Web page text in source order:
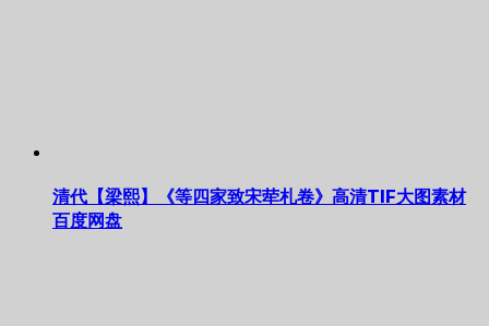
清代【梁熙】《等四家致宋荦札卷》高清TIF大图素材
百度网盘